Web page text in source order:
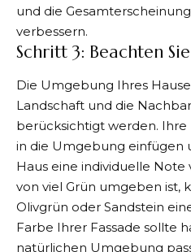
und die
verbessern.
Schritt 3: Beachten
Die Umgebung Ihres
Landschaft und die
berücksichtigt werden. Ihre
in die Umgebung einfügen
Haus eine individuelle Note
von viel Grün umgeben ist,
Olivgrün oder Sandstein
Farbe Ihrer Fassade sollte
natürlichen Umgebung